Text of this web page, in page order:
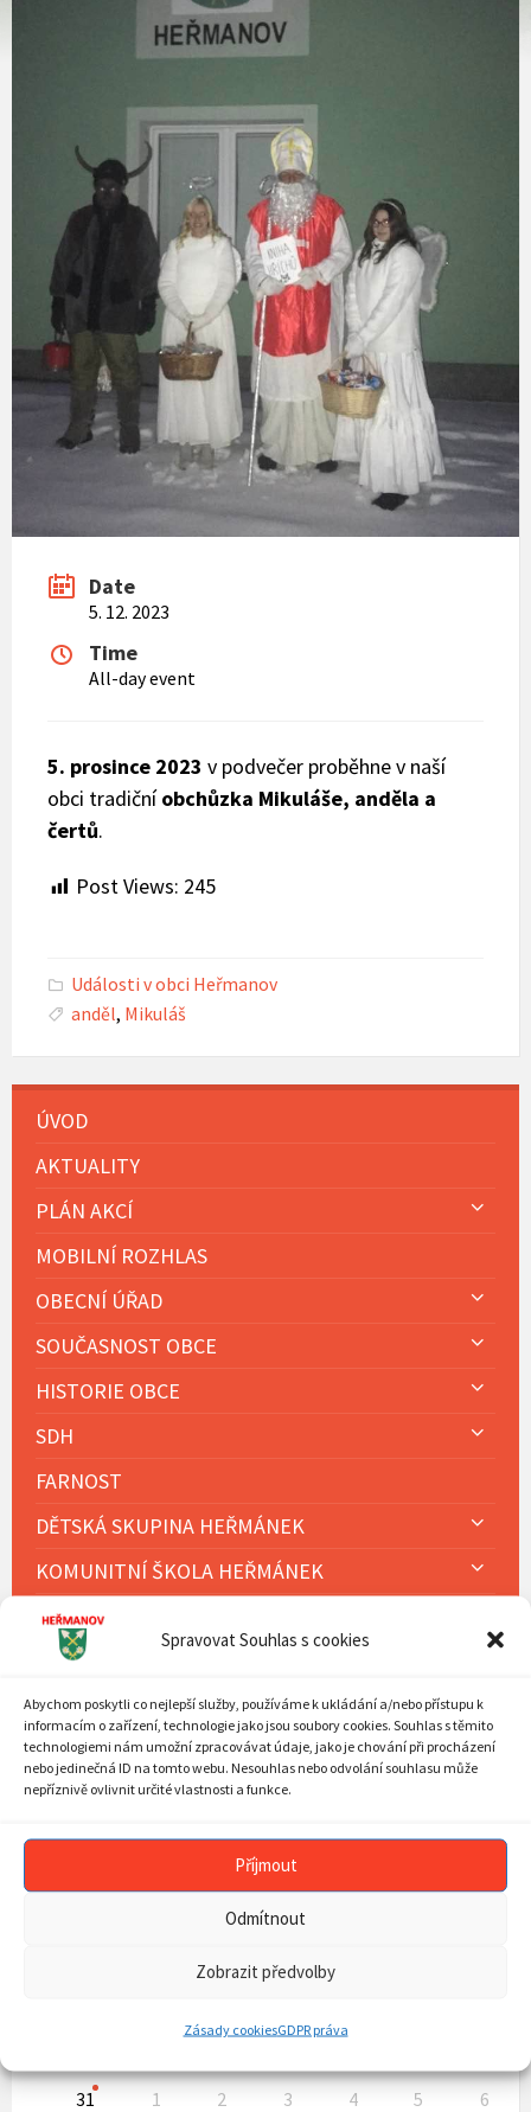
Spravovat Souhlas s cookies
Abychom poskytli co nejlepší služby, používáme k ukládání a/nebo přístupu k
informacím o zařízení, technologie jako jsou soubory cookies. Souhlas s těmito
technologiemi nám umožní zpracovávat údaje, jako je chování při procházení
nebo jedinečná ID na tomto webu. Nesouhlas nebo odvolání souhlasu může
nepříznivě ovlivnit určité vlastnosti a funkce.
Příjmout
Odmítnout
Zobrazit předvolby
Zásady cookiesGDPR práva
Date
5. 12. 2023
Time
All-day event
5. prosince 2023 v podvečer proběhne v naší
obci tradičníobchůzka Mikuláše, anděla a
čertů.
Post Views: 245
Události v obci Heřmanov
anděl, Mikuláš
ÚVOD
AKTUALITY
PLÁN AKCÍ
MOBILNÍ ROZHLAS
OBECNÍ ÚŘAD
SOUČASNOST OBCE
HISTORIE OBCE
SDH
FARNOST
DĚTSKÁ SKUPINA HEŘMÁNEK
KOMUNITNÍ ŠKOLA HEŘMÁNEK
TURISTIKA
MAPA STRÁNEK
ZÁSADY COOKIES (EU)
KALENDÁŘ AKCÍ
Srpen2026
Previous
Next
MON TUE WED THU FRI SAT SUN
29 30
19 20 21
31
1 2 3 4 5
6